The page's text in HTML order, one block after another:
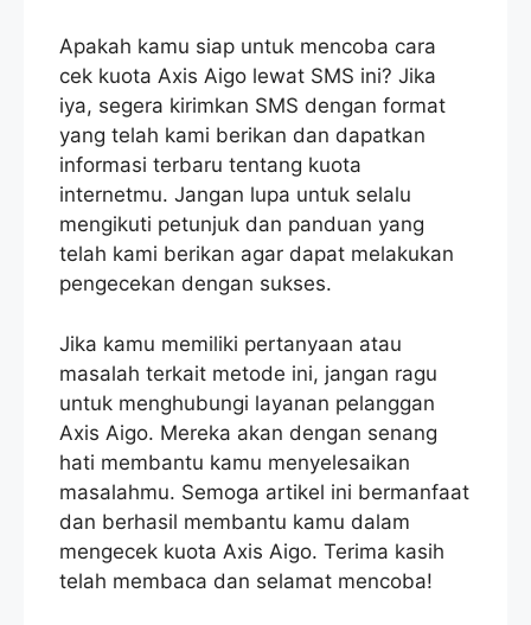
Apakah kamu siap untuk mencoba cara
cek kuota Axis Aigo lewat SMS ini? Jika
iya, segera kirimkan SMS dengan format
yang telah kami berikan dan dapatkan
informasi terbaru tentang kuota
internetmu. Jangan lupa untuk selalu
mengikuti petunjuk dan panduan yang
telah kami berikan agar dapat melakukan
pengecekan dengan sukses.
Jika kamu memiliki pertanyaan atau
masalah terkait metode ini, jangan ragu
untuk menghubungi layanan pelanggan
Axis Aigo. Mereka akan dengan senang
hati membantu kamu menyelesaikan
masalahmu. Semoga artikel ini bermanfaat
dan berhasil membantu kamu dalam
mengecek kuota Axis Aigo. Terima kasih
telah membaca dan selamat mencoba!